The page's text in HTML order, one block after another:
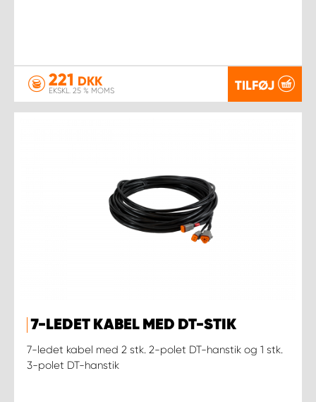
221 DKK
EKSKL. 25 % MOMS TILFØJ
7-LEDET KABEL MED DT-STIK
7-ledet kabel med 2 stk. 2-polet DT-hanstik og 1 stk.
3-polet DT-hanstik